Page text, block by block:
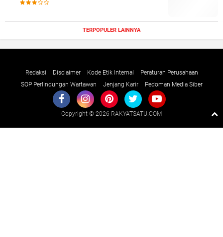
TERPOPULER LAINNYA
Redaksi Disclaimer Kode Etik Internal
Peraturan Perusahaan
SOP Perlindungan Wartawan
Jenjang Karir Pedoman Media Siber
Copyright © 2026 RAKYATSATU.COM
Raushan